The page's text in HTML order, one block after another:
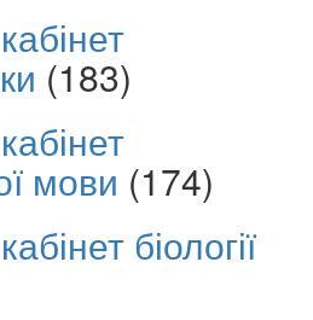
(183)
мови (174)
біології